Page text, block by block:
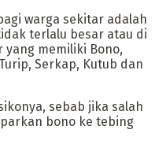
warga sekitar adalah
terlalu besar atau di
yang memiliki Bono,
Serkap, Kutub dan
sebab jika salah
bono ke tebing